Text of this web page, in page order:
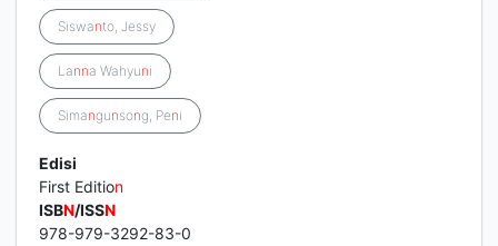
Siswanto, Jessy
Lanna Wahyuni
Simangunsong, Peni
Edisi
First Edition
ISBN/ISSN
978-979-3292-83-0